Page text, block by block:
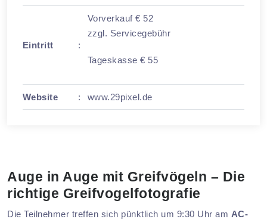
Eintritt :
Vorverkauf € 52
zzgl. Servicegebühr
Tageskasse € 55
Website : www.29pixel.de
Auge in Auge mit Greifvögeln – Die
richtige Greifvogelfotografie
Die Teilnehmer treffen sich pünktlich um 9:30 Uhr am AC-